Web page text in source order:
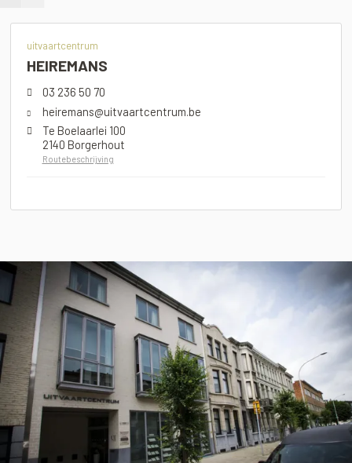
uitvaartcentrum
HEIREMANS
03 236 50 70
heiremans@uitvaartcentrum.be
Te Boelaarlei 100
2140 Borgerhout
Routebeschrijving